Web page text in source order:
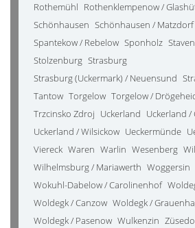
Rothemühl Rothenklempenow /
Schönhausen Schönhausen / Matzdorf
Spantekow / Rebelow Sponholz
Stolzenburg Strasburg
Strasburg (Uckermark) / Neuensund
Tantow Torgelow Torgelow /
Trzcinsko Zdroj Uckerland Uckerland /
Uckerland / Wilsickow Ueckermünde
Viereck Waren Warlin Wesenberg
Wilhelmsburg / Mariawerth Woggersin
Wokuhl-Dabelow / Carolinenhof
Woldegk / Canzow Woldegk /
Woldegk / Pasenow Wulkenzin